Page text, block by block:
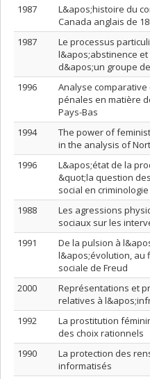
1987
L&apos;histoire du
Canada anglais de
1987
Le processus
l&apos;abstinence
d&apos;un groupe
1996
Analyse
pénales en matière
Pays-Bas
1994
The power of
in the analysis of
1996
L&apos;état de la
&quot;la question
social en
1988
Les agressions
sociaux sur les
1991
De la pulsion à
l&apos;évolution, au
sociale de Freud
2000
Représentations et
relatives à
1992
La prostitution
des choix rationnels
1990
La protection des
informatisés